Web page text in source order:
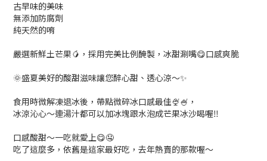
古早味的美味
無添加防腐劑
純天然的唷
嚴選新鮮土芒果🥭，採用完美比例醃製，冰甜涮嘴😋口感爽脆
🌞盛夏美好的酸甜滋味讓您醉心甜、透心涼～✨
食用時微解凍退冰後，帶點微碎冰口感最佳🍨🍧，
冰涼沁心～連湯汁都可以加冰塊跟水泡成芒果冰沙喝喔‼️
口感酸甜～一吃就愛上😋🤤
吃了這麼多，依舊是這家最好吃，去年熱賣的那款喔～